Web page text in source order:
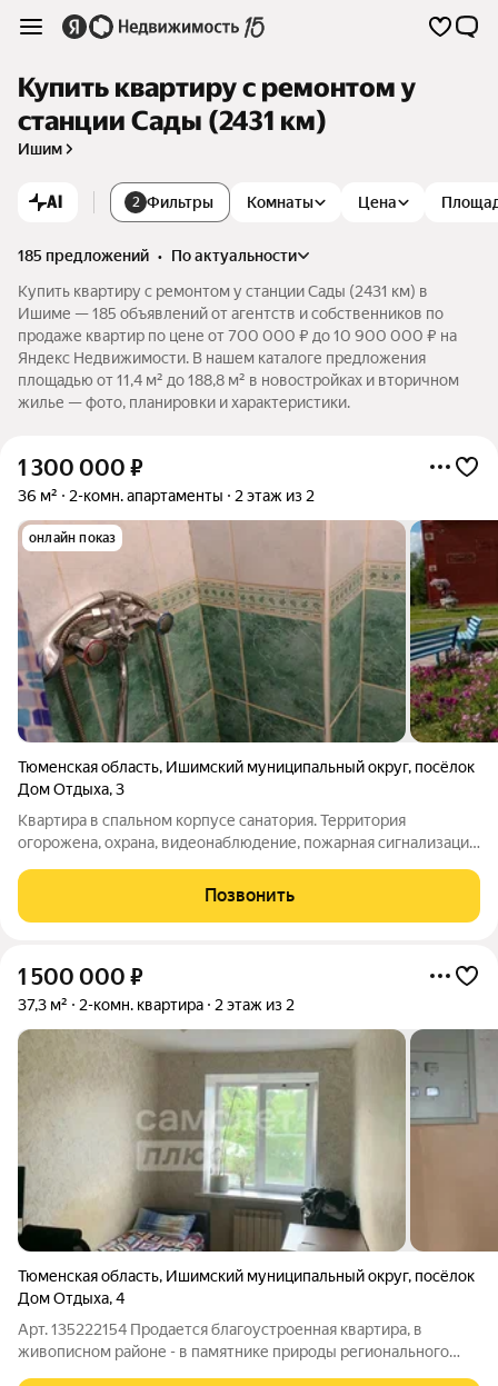
Купить квартиру с ремонтом у
станции Сады (2431 км)
Ишим
AI 2 Фильтры Комнаты Цена
185 предложений •
по актуальности
Купить квартиру с ремонтом у станции Сады (2431 км) в
Ишиме — 185 объявлений от агентств и собственников по
продаже квартир по цене от 700 000 ₽ до 10 900 000 ₽ на
Яндекс Недвижимости. В нашем каталоге предложения
площадью от 11,4 м² до 188,8 м² в новостройках и вторичном
жилье — фото, планировки и характеристики.
1 300 000 ₽
36 м² 2-комн. апартаменты 2 этаж из 2
онлайн показ
Тюменская область, Ишимский муниципальный округ, посёлок
Дом Отдыха,3
Квартира в спальном корпусе санатория. Территория
огорожена, охрана, видеонаблюдение, пожарная сигнализация,
минеральный бассейн, грязелечебница, детская площадка,
футбольное поле,
Позвонить
1 500 000 ₽
37,3 м² 2-комн. квартира 2 этаж из 2
Тюменская область, Ишимский муниципальный округ, посёлок
Дом Отдыха,4
Арт. 135222154 Продается благоустроенная квартира, в
живописном районе - в памятнике природы регионального